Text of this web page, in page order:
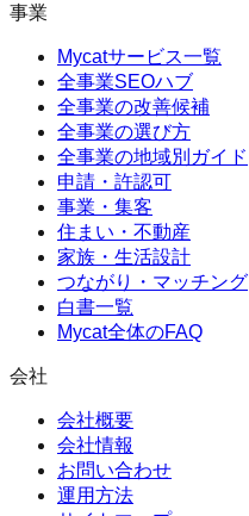
事業
Mycatサービス一覧
全事業SEOハブ
全事業の改善候補
全事業の選び方
全事業の地域別ガイド
申請・許認可
事業・集客
住まい・不動産
家族・生活設計
つながり・マッチング
白書一覧
Mycat全体のFAQ
会社
会社概要
会社情報
お問い合わせ
運用方法